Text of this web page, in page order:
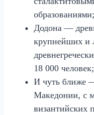
образованиями;
Додона —
крупнейших и
18 000 человек;
И чуть ближе
Македонии, с
византийских